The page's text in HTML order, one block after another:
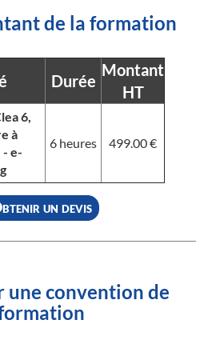
de la formation
Durée
Montant
HT
6,
à
e-
6 heures 499.00 €
un devis
une convention de